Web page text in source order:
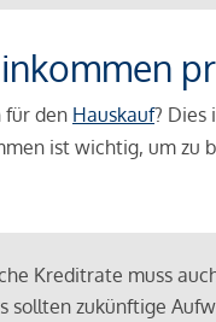
für den Hauskauf? Dies
ist wichtig, um zu
Kreditrate muss
sollten zukünftige